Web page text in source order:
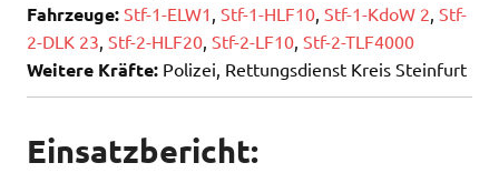
Fahrzeuge: Stf-1-ELW1 Stf-1-HLF10 Stf-1-KdoW 2 Stf-
2-DLK 23 Stf-2-HLF20 Stf-2-LF10 Stf-2-TLF4000
Weitere Kräfte: Polizei, Rettungsdienst Kreis Steinfurt
Einsatzbericht: